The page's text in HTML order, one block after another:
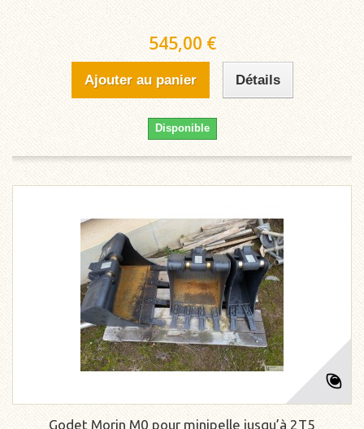
545,00 €
Ajouter au panier Détails
Disponible
Godet Morin M0 pour minipelle jusqu’à 2T5